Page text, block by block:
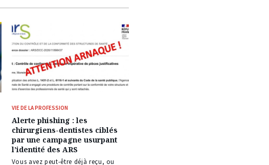
VIE DE LA PROFESSION
Alerte phishing : les
chirurgiens-dentistes ciblés
par une campagne usurpant
l’identité des ARS
Vous avez peut-être déjà reçu, ou